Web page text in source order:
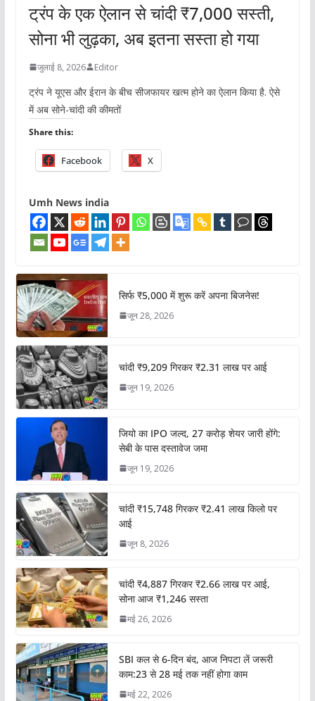
ट्रंप के एक ऐलान से चांदी ₹7,000 सस्ती,
सोना भी लुढ़का, अब इतना सस्ता हो गया
जुलाई 8, 2026 Editor
ट्रंप ने यूएस और ईरान के बीच सीजफायर खत्म होने का ऐलान किया है. ऐसे
में अब सोने-चांदी की कीमतों
Share this:
Facebook X
Umh News india
सिर्फ ₹5,000 में शुरू करें अपना बिजनेस!
जून 28, 2026
चांदी ₹9,209 गिरकर ₹2.31 लाख पर आई
जून 19, 2026
जियो का IPO जल्द, 27 करोड़ शेयर जारी होंगे:
सेबी के पास दस्तावेज जमा
जून 19, 2026
चांदी ₹15,748 गिरकर ₹2.41 लाख किलो पर
आई
जून 8, 2026
चांदी ₹4,887 गिरकर ₹2.66 लाख पर आई,
सोना आज ₹1,246 सस्ता
मई 26, 2026
SBI कल से 6-दिन बंद, आज निपटा लें जरूरी
काम:23 से 28 मई तक नहीं होगा काम
मई 22, 2026